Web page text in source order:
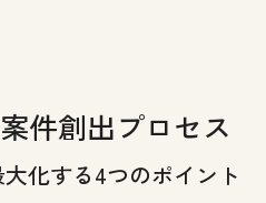
件創出プロセス
化する4つのポイント